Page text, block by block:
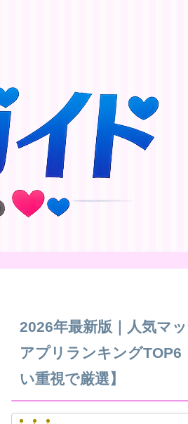
2026年最新版｜人気マ
アプリランキングTOP6
い重視で厳選】